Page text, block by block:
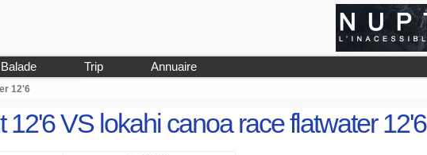
Balade Trip Annuaire
12'6
VS lokahi canoa race flatwater 12'6